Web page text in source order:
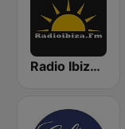
Radio Ibiza FM